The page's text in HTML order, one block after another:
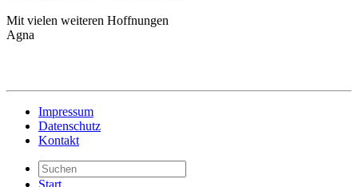
Mit vielen weiteren Hoffnungen
Agna
Impressum
Datenschutz
Kontakt